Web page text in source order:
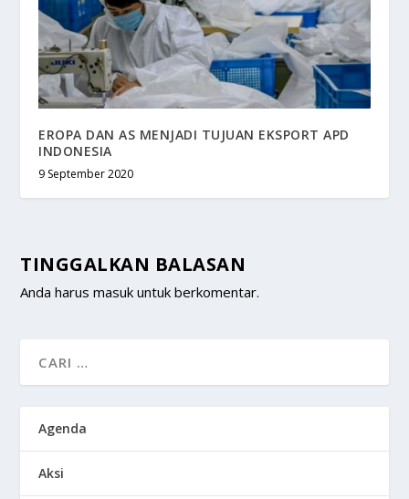
EROPA DAN AS MENJADI TUJUAN EKSPORT APD
INDONESIA
9 September 2020
TINGGALKAN BALASAN
Anda harusmasuk untuk berkomentar.
Agenda
Aksi